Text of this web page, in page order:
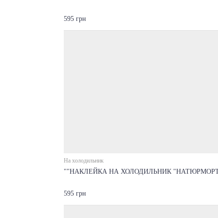
595 грн
На холодильник
""НАКЛЕЙКА НА ХОЛОДИЛЬНИК
595 грн